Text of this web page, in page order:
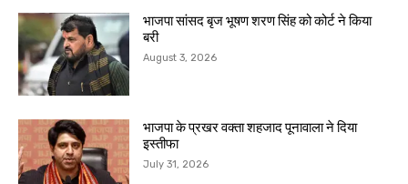
भाजपा सांसद बृज भूषण शरण सिंह को कोर्ट ने किया
बरी
August 3, 2026
भाजपा के प्रखर वक्ता शहजाद पूनावाला ने दिया
इस्तीफा
July 31, 2026